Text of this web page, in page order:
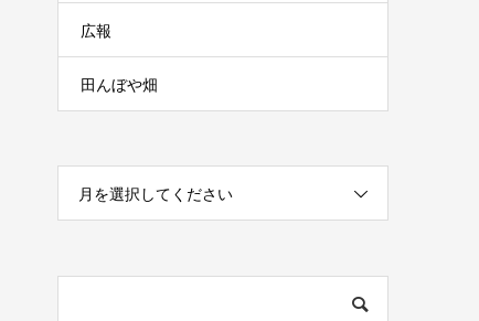
広報
田んぼや畑
月を選択してください